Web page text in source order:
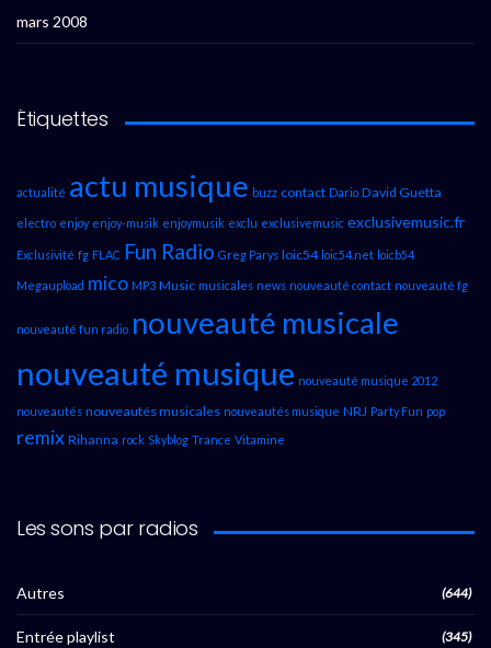
mars 2008
Étiquettes
actualité actu musique buzz contact Dario David Guetta
electro enjoy enjoy-musik enjoymusik exclu exclusivemusic exclusivemusic.fr
Exclusivité fg FLAC Fun Radio Greg Parys loic54 loic54.net loicb54
Megaupload mico MP3 Music musicales news nouveauté contact nouveauté fg
nouveauté fun radio nouveauté musicale
nouveauté musique nouveauté musique 2012
nouveautés nouveautés musicales nouveautés musique NRJ Party Fun pop
remix Rihanna rock Skyblog Trance Vitamine
Les sons par radios
Autres (644)
Entrée playlist (345)